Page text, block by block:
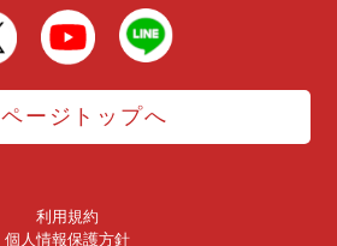
ページトップへ
利用規約
個人情報保護方針